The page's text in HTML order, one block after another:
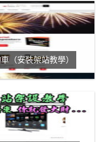
（安裝架站教學）